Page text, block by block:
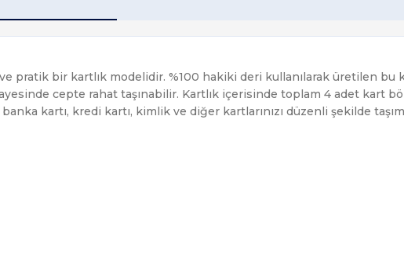
pratik bir kartlık modelidir. %100 hakiki deri kullanılarak üretilen bu
cepte rahat taşınabilir. Kartlık içerisinde toplam 4 adet kart
kartı, kredi kartı, kimlik ve diğer kartlarınızı düzenli şekilde